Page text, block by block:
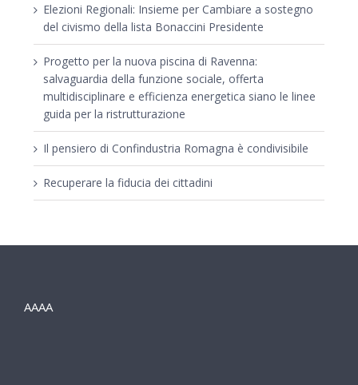
Elezioni Regionali: Insieme per Cambiare a sostegno
del civismo della lista Bonaccini Presidente
Progetto per la nuova piscina di Ravenna:
salvaguardia della funzione sociale, offerta
multidisciplinare e efficienza energetica siano le linee
guida per la ristrutturazione
Il pensiero di Confindustria Romagna è condivisibile
Recuperare la fiducia dei cittadini
AAAA